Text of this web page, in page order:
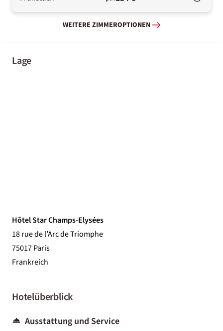
WEITERE ZIMMEROPTIONEN
Lage
Hôtel Star Champs-Elysées
18 rue de l’Arc de Triomphe
75017 Paris
Frankreich
Hotelüberblick
Ausstattung und Service